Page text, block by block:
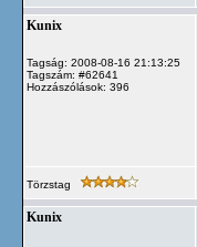
Kunix
Tagság: 2008-08-16 21:13:25
Tagszám: #62641
Hozzászólások: 396
Törzstag
Kunix